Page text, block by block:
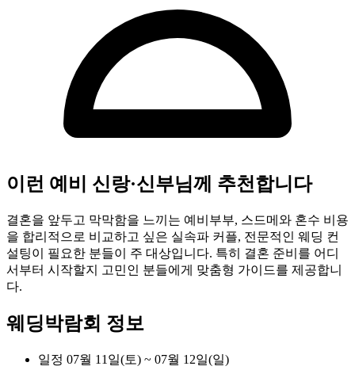
이런 예비 신랑·신부님께 추천합니다
결혼을 앞두고 막막함을 느끼는 예비부부, 스드메와 혼수 비용
을 합리적으로 비교하고 싶은 실속파 커플, 전문적인 웨딩 컨
설팅이 필요한 분들이 주 대상입니다. 특히 결혼 준비를 어디
서부터 시작할지 고민인 분들에게 맞춤형 가이드를 제공합니
다.
웨딩박람회 정보
일정 07월 11일(토) ~ 07월 12일(일)